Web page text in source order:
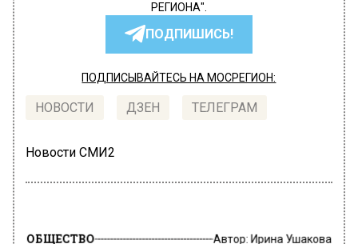
РЕГИОНА".
ПОДПИШИСЬ!
ПОДПИСЫВАЙТЕСЬ НА МОСРЕГИОН:
НОВОСТИ ДЗЕН ТЕЛЕГРАМ
Новости СМИ2
ОБЩЕСТВО Автор: Ирина Ушакова